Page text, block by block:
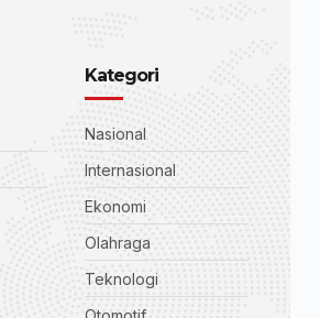
Kategori
Nasional
Internasional
Ekonomi
Olahraga
Teknologi